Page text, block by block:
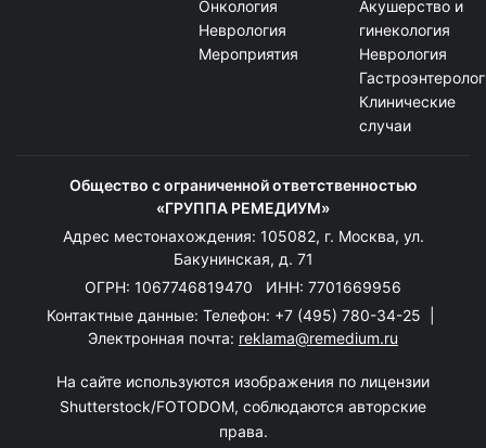
Онкология
Неврология
Мероприятия
Акушерство и
гинекология
Неврология
Клинические
случаи
Общество с ограниченной ответственностью
«ГРУППА РЕМЕДИУМ»
Адрес местонахождения: 105082, г. Москва, ул.
Бакунинская, д. 71
ОГРН: 1067746819470 ИНН: 7701669956
Контактные данные: Телефон: +7 (495) 780-34-25
Электронная почта: reklama@remedium.ru
На сайте используются изображения по лицензии
Shutterstock/FOTODOM, соблюдаются авторские
права.